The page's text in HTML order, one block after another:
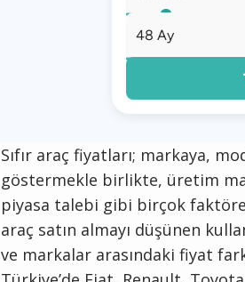
Sıfır araç fiyatları; markaya,
göstermekle birlikte, üretim
piyasa talebi gibi birçok
araç satın almayı düşünen
ve markalar arasındaki fiyat